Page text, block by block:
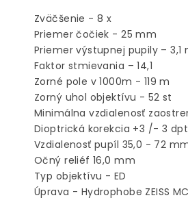
Zväčšenie - 8 x
Priemer čočiek - 25 mm
Priemer výstupnej pupily – 3,1
Faktor stmievania – 14,1
Zorné pole v 1000m - 119 m
Zorný uhol objektívu - 52 st
Minimálna vzdialenosť
Dioptrická korekcia +3 /- 3 dpt
Vzdialenosť pupíl 35,0 - 72
Očný reliéf 16,0 mm
Typ objektívu - ED
Úprava - Hydrophobe ZEISS MC